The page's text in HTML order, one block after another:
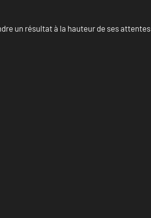
un résultat à la hauteur de ses attentes